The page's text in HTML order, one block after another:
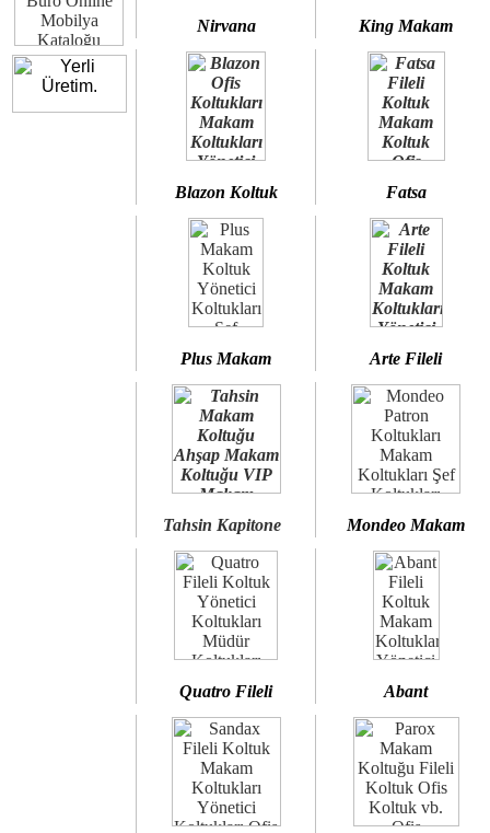
Nirvana King Makam
Blazon Koltuk Fatsa
Plus Makam Arte Fileli
Tahsin Kapitone Mondeo Makam
Quatro Fileli Abant